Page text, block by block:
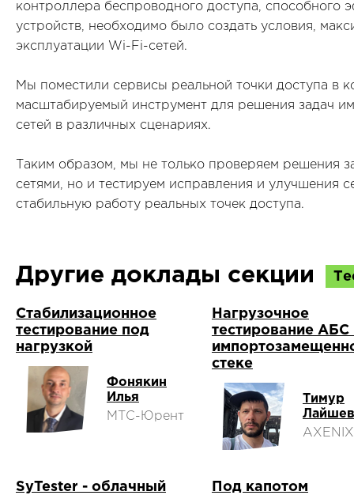
контроллера беспроводного доступа, способного
устройств, необходимо было создать условия,
эксплуатации Wi-Fi-сетей.
Мы поместили сервисы реальной точки доступа в
масштабируемый инструмент для решения задач
сетей в различных сценариях.
Таким образом, мы не только проверяем решения
сетями, но и тестируем исправления и улучшения
стабильную работу реальных точек доступа.
Другие доклады секции
Стабилизационное
тестирование под
нагрузкой
Фонякин
Илья
МТС-Юрент
Нагрузочное
тестирование АБС
стеке
Тимур
Лайшев
AXENIX
SyTester - облачный
Под капотом